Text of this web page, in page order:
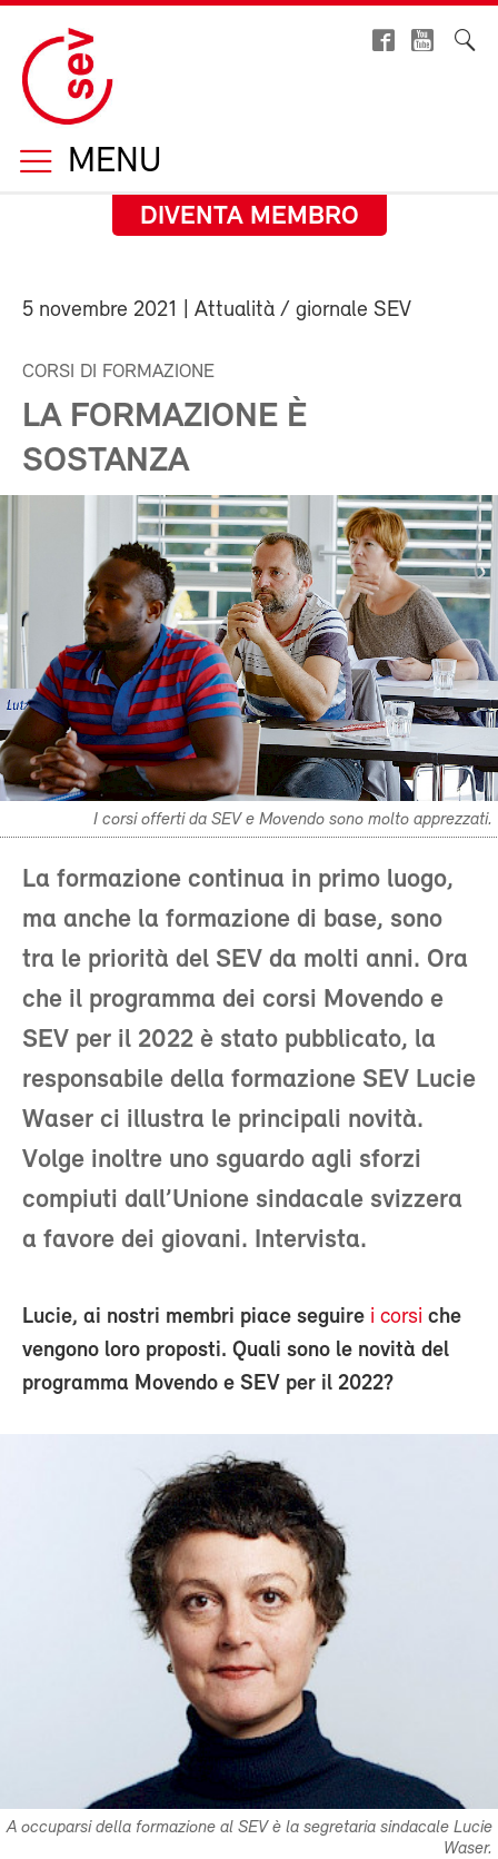
MENU
DIVENTA MEMBRO
5 novembre 2021 | Attualità / giornale SEV
CORSI DI FORMAZIONE
LA FORMAZIONE È
SOSTANZA
I corsi offerti da SEV e Movendo sono molto apprezzati.
La formazione continua in primo luogo,
ma anche la formazione di base, sono
tra le priorità del SEV da molti anni. Ora
che il programma dei corsi Movendo e
SEV per il 2022 è stato pubblicato, la
responsabile della formazione SEV Lucie
Waser ci illustra le principali novità.
Volge inoltre uno sguardo agli sforzi
compiuti dall’Unione sindacale svizzera
a favore dei giovani. Intervista.
Lucie, ai nostri membri piace seguire i corsi che
vengono loro proposti. Quali sono le novità del
programma Movendo e SEV per il 2022?
A occuparsi della formazione al SEV è la segretaria sindacale Lucie
Waser.